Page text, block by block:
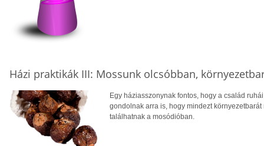
Házi praktikák III: Mossunk olcsóbban,
Egy háziasszonynak fontos, hogy a család
gondolnak arra is, hogy mindezt
találhatnak a mosódióban.